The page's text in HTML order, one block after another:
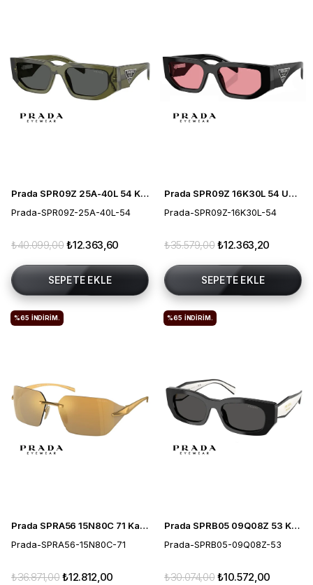
Prada SPR09Z 25A-40L 54 Kadın Güneş Gözlüğü
Prada-SPR09Z-25A-40L-54
₺12.363,60
₺40.099,00
SEPETE EKLE
Prada SPR09Z 16K30L 54 Unisex Güneş Gözlüğü
Prada-SPR09Z-16K30L-54
₺12.363,20
₺35.579,00
SEPETE EKLE
Prada SPRA56 15N80C 71 Kadın Güneş Gözlüğü
Prada-SPRA56-15N80C-71
₺12.812,00
₺36.871,00
%65 İNDIRIM.
Prada SPRB05 09Q08Z 53 Kadın Güneş Gözlüğü
Prada-SPRB05-09Q08Z-53
₺10.572,00
₺30.074,00
%65 İNDIRIM.